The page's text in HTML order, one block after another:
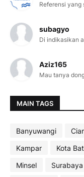
Referensi yang
subagyo
Di indikasikan
Aziz165
Mau tanya
MAIN TAGS
Banyuwangi
Kampar
Kota
Minsel
Surabaya